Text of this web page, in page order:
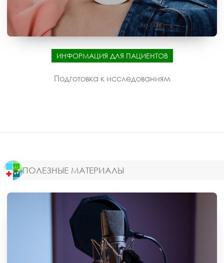
ИНФОРМАЦИЯ ДЛЯ ПАЦИЕНТОВ
Подготовка к исследованиям
ПОЛЕЗНЫЕ МАТЕРИАЛЫ